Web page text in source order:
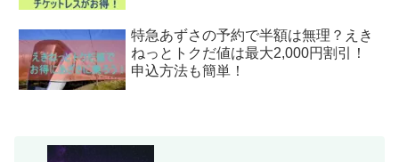
特急あずさの予約で半額は無理？えき
ねっとトクだ値は最大2,000円割引！
申込方法も簡単！